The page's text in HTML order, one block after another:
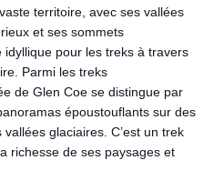
territoire, avec ses vallées
et ses sommets
pour les treks à travers
Parmi les treks
de Glen Coe se distingue par
époustouflants sur des
glaciaires. C’est un trek
richesse de ses paysages et